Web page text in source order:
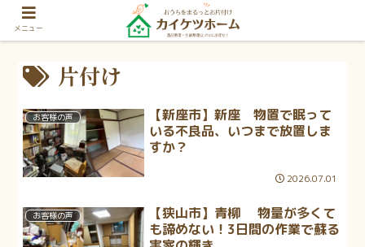
片付け
お客様の声
【新座市】新座 物置で眠って
いる不良品、いつまで放置しま
すか？
2026.07.01
お客様の声
【狭山市】青柳 物量が多くて
も諦めない！3日間の作業で蘇る
メニュー